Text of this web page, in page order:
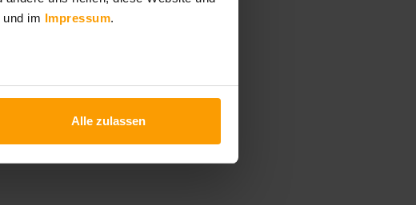
und im Impressum.
Alle zulassen